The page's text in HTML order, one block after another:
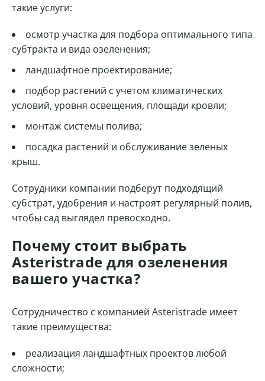
такие услуги:
осмотр участка для подбора оптимального типа
субтракта и вида озеленения;
ландшафтное проектирование;
подбор растений с учетом климатических
условий, уровня освещения, площади кровли;
монтаж системы полива;
посадка растений и обслуживание зеленых
крыш.
Сотрудники компании подберут подходящий
субстрат, удобрения и настроят регулярный полив,
чтобы сад выглядел превосходно.
Почему стоит выбрать
Asteristrade для озеленения
вашего участка?
Сотрудничество с компанией Asteristrade имеет
такие преимущества:
реализация ландшафтных проектов любой
сложности;